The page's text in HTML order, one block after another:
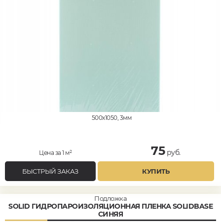
500x1050, 3мм
Цена за 1 м² 75руб.
БЫСТРЫЙ ЗАКАЗ КУПИТЬ
Подложка
SOLID ГИДРОПАРОИЗОЛЯЦИОННАЯ ПЛЕНКА SOLIDBASE
СИНЯЯ